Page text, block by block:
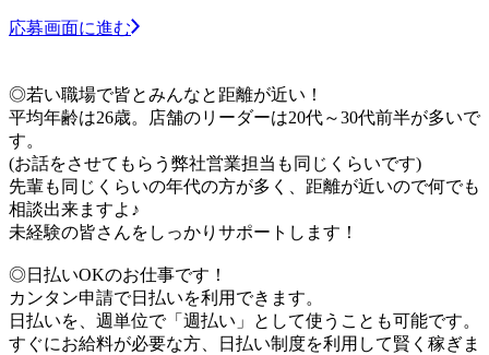
応募画面に進む
◎若い職場で皆とみんなと距離が近い！
平均年齢は26歳。店舗のリーダーは20代～30代前半が多いで
す。
(お話をさせてもらう弊社営業担当も同じくらいです)
先輩も同じくらいの年代の方が多く、距離が近いので何でも
相談出来ますよ♪
未経験の皆さんをしっかりサポートします！
◎日払いOKのお仕事です！
カンタン申請で日払いを利用できます。
日払いを、週単位で「週払い」として使うことも可能です。
すぐにお給料が必要な方、日払い制度を利用して賢く稼ぎま